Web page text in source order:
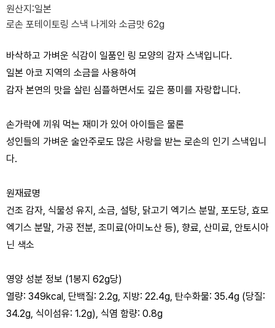
원산지:일본
로손 포테이토링 스낵 나게와 소금맛 62g
바삭하고 가벼운 식감이 일품인 링 모양의 감자 스낵입니다.
일본 아코 지역의 소금을 사용하여
감자 본연의 맛을 살린 심플하면서도 깊은 풍미를 자랑합니다.
손가락에 끼워 먹는 재미가 있어 아이들은 물론
성인들의 가벼운 술안주로도 많은 사랑을 받는 로손의 인기 스낵입니
다.
원재료명
건조 감자, 식물성 유지, 소금, 설탕, 닭고기 엑기스 분말, 포도당, 효모
엑기스 분말, 가공 전분, 조미료(아미노산 등), 향료, 산미료, 안토시아
닌 색소
영양 성분 정보 (1봉지 62g당)
열량: 349kcal, 단백질: 2.2g, 지방: 22.4g, 탄수화물: 35.4g (당질:
34.2g, 식이섬유: 1.2g), 식염 함량: 0.8g